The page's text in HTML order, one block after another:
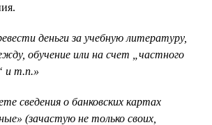
деньги за учебную литературу,
обучение или на счет „частного
и т.п.»
сведения о банковских картах
(зачастую не только своих,